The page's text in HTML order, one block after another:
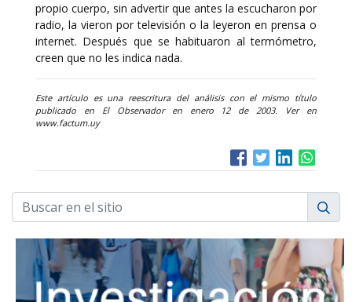
propio cuerpo, sin advertir que antes la escucharon por
radio, la vieron por televisión o la leyeron en prensa o
internet. Después que se habituaron al termómetro,
creen que no les indica nada.
Este artículo es una reescritura del análisis con el mismo título
publicado en El Observador en enero 12 de 2003. Ver en
www.factum.uy